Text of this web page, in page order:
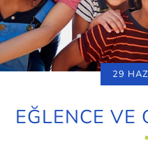
EĞLENCE VE
29